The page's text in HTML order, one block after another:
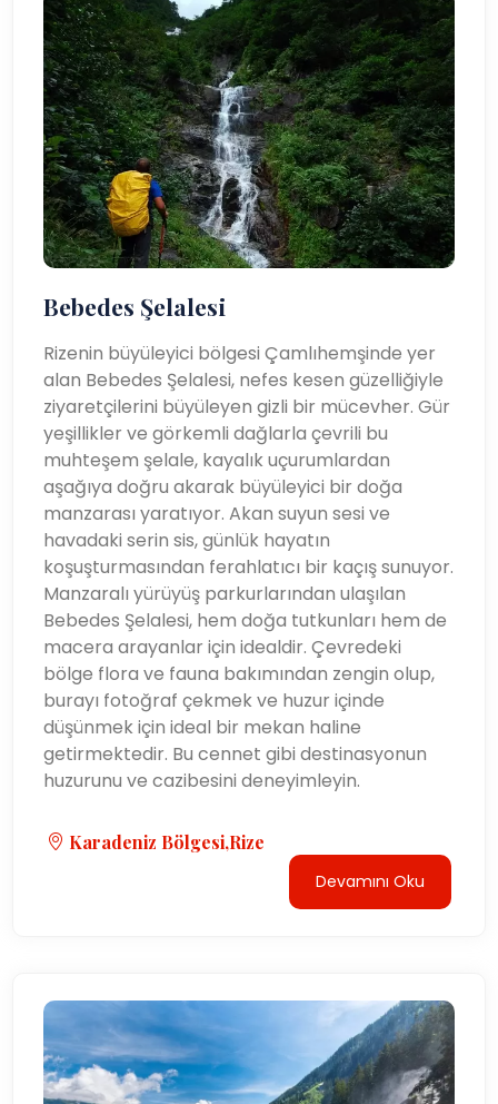
Bebedes Şelalesi
Rizenin büyüleyici bölgesi Çamlıhemşinde yer
alan Bebedes Şelalesi, nefes kesen güzelliğiyle
ziyaretçilerini büyüleyen gizli bir mücevher. Gür
yeşillikler ve görkemli dağlarla çevrili bu
muhteşem şelale, kayalık uçurumlardan
aşağıya doğru akarak büyüleyici bir doğa
manzarası yaratıyor. Akan suyun sesi ve
havadaki serin sis, günlük hayatın
koşuşturmasından ferahlatıcı bir kaçış sunuyor.
Manzaralı yürüyüş parkurlarından ulaşılan
Bebedes Şelalesi, hem doğa tutkunları hem de
macera arayanlar için idealdir. Çevredeki
bölge flora ve fauna bakımından zengin olup,
burayı fotoğraf çekmek ve huzur içinde
düşünmek için ideal bir mekan haline
getirmektedir. Bu cennet gibi destinasyonun
huzurunu ve cazibesini deneyimleyin.
Karadeniz Bölgesi,Rize
Devamını Oku